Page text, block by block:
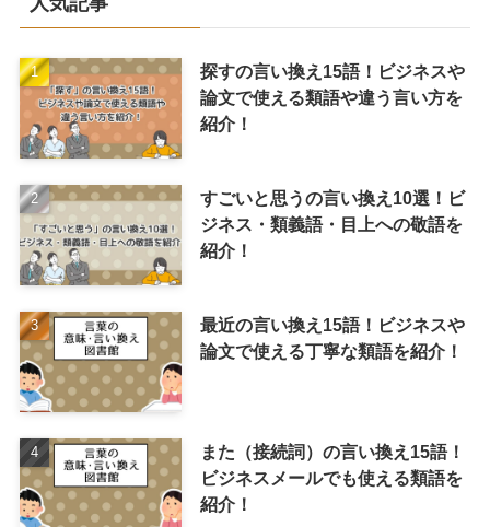
探すの言い換え15語！ビジネスや
論文で使える類語や違う言い方を
紹介！
すごいと思うの言い換え10選！ビ
ジネス・類義語・目上への敬語を
紹介！
最近の言い換え15語！ビジネスや
論文で使える丁寧な類語を紹介！
また（接続詞）の言い換え15語！
ビジネスメールでも使える類語を
紹介！